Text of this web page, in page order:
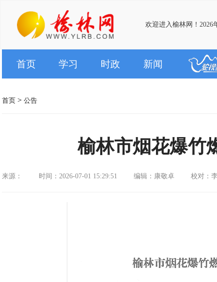
欢迎进入榆林网！2026
首页 学习 时政 新闻
首页 > 公告
榆林市烟花爆竹
来源： 时间：2026-07-01 15:29:51 编辑：康敬卓 校对：